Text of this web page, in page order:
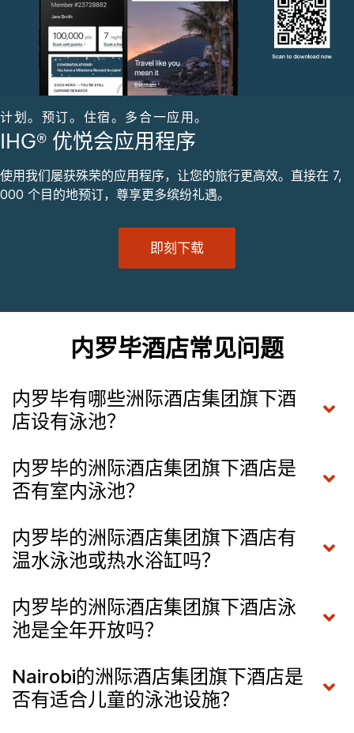
计划。预订。住宿。多合一应用。
IHG® 优悦会应用程序
使用我们屡获殊荣的应用程序，让您的旅行更高效。直接在 7,
000 个目的地预订，尊享更多缤纷礼遇。
即刻下载
内罗毕酒店常见问题
内罗毕有哪些洲际酒店集团旗下酒
店设有泳池？
内罗毕的洲际酒店集团旗下酒店是
否有室内泳池？
内罗毕的洲际酒店集团旗下酒店有
温水泳池或热水浴缸吗？
内罗毕的洲际酒店集团旗下酒店泳
池是全年开放吗？
Nairobi的洲际酒店集团旗下酒店是
否有适合儿童的泳池设施？